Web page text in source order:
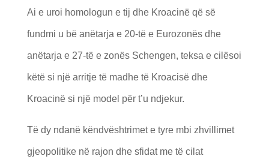
Ai e uroi homologun e tij dhe Kroacinë që së
fundmi u bë anëtarja e 20-të e Eurozonës dhe
anëtarja e 27-të e zonës Schengen, teksa e cilësoi
këtë si një arritje të madhe të Kroacisë dhe
Kroacinë si një model për t’u ndjekur.
Të dy ndanë këndvështrimet e tyre mbi zhvillimet
gjeopolitike në rajon dhe sfidat me të cilat